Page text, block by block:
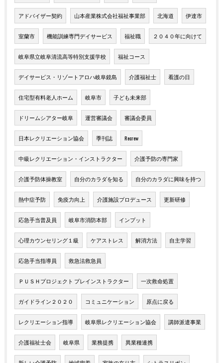
アドバイザー契約 山本産業株式会社福祉事業部 北海道 伊達市
室蘭市 機能訓練専門デイサービス 福祉職 ２０４０年に向けて
岐阜県立岐阜清流高等特別支援学校 福祉コース
デイサービス・リゾートアロハ岐阜鏡島 介護福祉士 看護の日
住宅型有料老人ホーム 岐阜市 子ども未来部
ドリームシアター岐阜 運営審議会 審議会委員
日本レクリエーション協会 季刊誌 Recrew
中級レクリエーション・インストラクター 介護予防の専門家
介護予防体操教室 自分のカラダを知る 自分のカラダに興味を持つ
熱中症予防 免疫力向上 介護施設プロデュース 更新研修
応急手当普及員 岐阜市消防本部 インプット
心理カウンセリング１級 ケアストレス 解消方法 自主学習
応急手当指導員 救急法救急員
ＰＵＳＨプロジェクト プレインストラクター 一次救命処置
ガイドライン２０２０ コミュニケーション 原点に戻る
レクリエーション指導 岐阜県レクリエーション協会 講師派遣事業
介護福祉士会 岐阜県 業務提携 異業種連携